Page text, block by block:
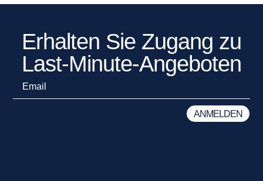
Erhalten Sie Zugang zu
Last-Minute-Angeboten